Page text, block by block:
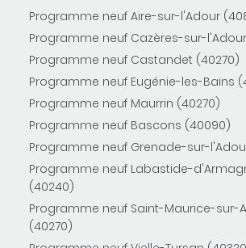
Programme neuf Aire-sur-l'Adour
Programme neuf Cazères-sur-
Programme neuf Castandet (40270)
Programme neuf Eugénie-les-Bains
Programme neuf Maurrin (40270)
Programme neuf Bascons (40090)
Programme neuf Grenade-sur-
Programme neuf Labastide-
(40240)
Programme neuf Saint-Maurice-sur-
(40270)